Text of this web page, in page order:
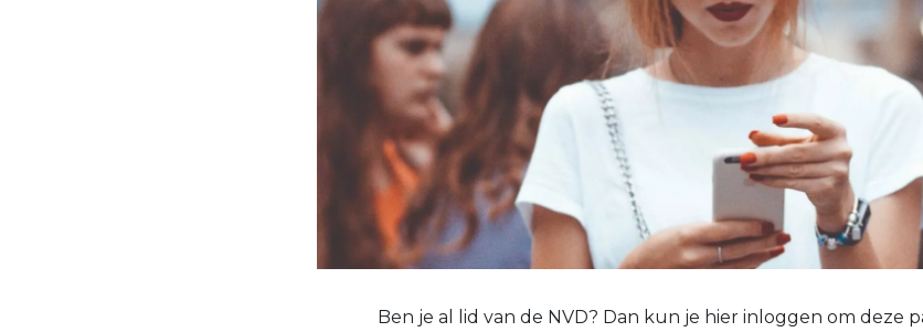
Ben je al lid van de NVD? Dan kun je hier inloggen om deze